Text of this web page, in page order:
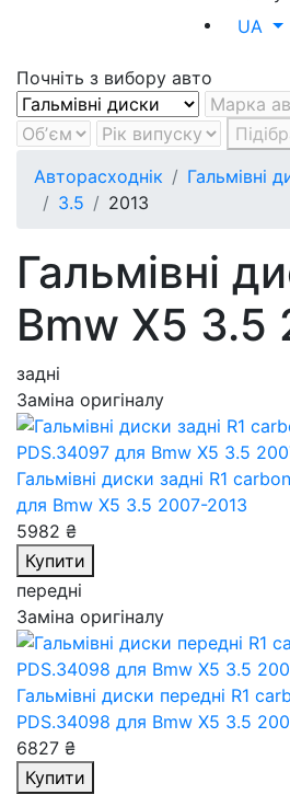
UA
Почніть з вибору авто
Авторасходнік
Гальмівні
3.5
2013
Гальмівні
Bmw X5 3.5
задні
Заміна оригіналу
Гальмівні диски задні R1
для Bmw X5 3.5 2007-2013
5982 ₴
Купити
передні
Заміна оригіналу
Гальмівні диски передні R1
PDS.34098 для Bmw X5 3.5
6827 ₴
Купити